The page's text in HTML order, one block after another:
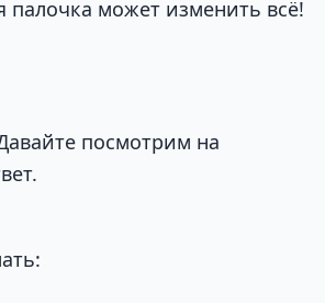
палочка может изменить всё!
посмотрим на